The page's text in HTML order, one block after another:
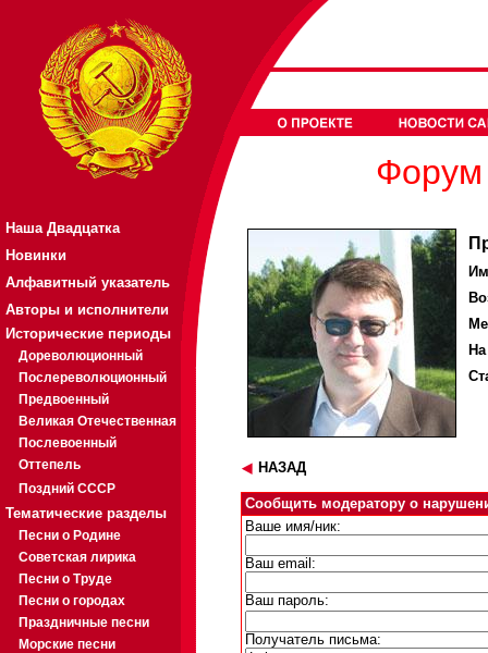
Наша Двадцатка
Новинки
Алфавитный указатель
Авторы и исполнители
Исторические периоды
Дореволюционный
Послереволюционный
Предвоенный
Великая Отечественная
Послевоенный
Оттепель
Поздний СССР
Тематические разделы
Песни о Родине
Советская лирика
Песни о Труде
Песни о городах
Праздничные песни
Морские песни
Форум
НАЗАД
Сообщить модератору о
Ваше имя/ник:
Ваш email:
Ваш пароль:
Получатель письма: